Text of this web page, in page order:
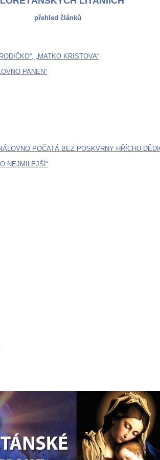
přehled článků
„MATKO KRISTOVA“
PANEN“
POČATÁ BEZ POSKVRNY HŘÍCHU
NEJMILEJŠÍ“